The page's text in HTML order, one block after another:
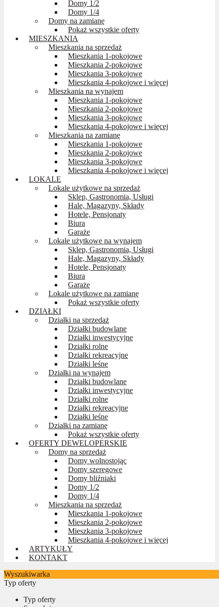
Domy 1/2
Domy 1/4
Domy na zamianę
Pokaż wszystkie oferty
MIESZKANIA
Mieszkania na sprzedaż
Mieszkania 1-pokojowe
Mieszkania 2-pokojowe
Mieszkania 3-pokojowe
Mieszkania 4-pokojowe i więcej
Mieszkania na wynajem
Mieszkania 1-pokojowe
Mieszkania 2-pokojowe
Mieszkania 3-pokojowe
Mieszkania 4-pokojowe i więcej
Mieszkania na zamianę
Mieszkania 1-pokojowe
Mieszkania 2-pokojowe
Mieszkania 3-pokojowe
Mieszkania 4-pokojowe i więcej
LOKALE
Lokale użytkowe na sprzedaż
Sklep, Gastronomia, Usługi
Hale, Magazyny, Składy
Hotele, Pensjonaty
Biura
Garaże
Lokale użytkowe na wynajem
Sklep, Gastronomia, Usługi
Hale, Magazyny, Składy
Hotele, Pensjonaty
Biura
Garaże
Lokale użytkowe na zamianę
Pokaż wszystkie oferty
DZIAŁKI
Działki na sprzedaż
Działki budowlane
Działki inwestycyjne
Działki rolne
Działki rekreacyjne
Działki leśne
Działki na wynajem
Działki budowlane
Działki inwestycyjne
Działki rolne
Działki rekreacyjne
Działki leśne
Działki na zamianę
Pokaż wszystkie oferty
OFERTY DEWELOPERSKIE
Domy na sprzedaż
Domy wolnostojąc
Domy szeregowe
Domy bliźniaki
Domy 1/2
Domy 1/4
Mieszkania na sprzedaż
Mieszkania 1-pokojowe
Mieszkania 2-pokojowe
Mieszkania 3-pokojowe
Mieszkania 4-pokojowe i więcej
ARTYKUŁY
KONTAKT
Wyszukiwarka
Typ oferty
Typ oferty